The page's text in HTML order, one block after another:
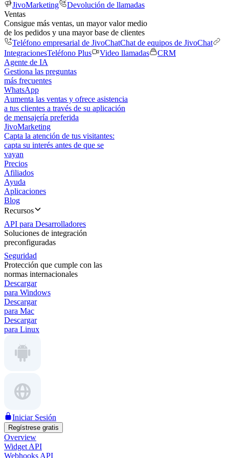
JivoMarketing
Devolución de llamadas
Ventas
Consigue más ventas, un mayor valor medio
de los pedidos y una mayor base de clientes
Teléfono empresarial de JivoChatChat de equipos de JivoChat
IntegracionesTeléfono Plus Video llamadas
CRM
Agente de IA
Gestiona las preguntas
más frecuentes
WhatsApp
Aumenta las ventas y ofrece asistencia
a tus clientes a través de su aplicación
de mensajería preferida
JivoMarketing
Capta la atención de tus visitantes:
capta su interés antes de que se
vayan
Precios
Afiliados
Ayuda
Aplicaciones
Blog
Recursos
API para Desarrolladores
Soluciones de integración
preconfiguradas
Seguridad
Protección que cumple con las
normas internacionales
Descargar
para Windows
Descargar
para Mac
Descargar
para Linux
Iniciar Sesión
Regístrese gratis
Overview
Widget API
Webhooks API